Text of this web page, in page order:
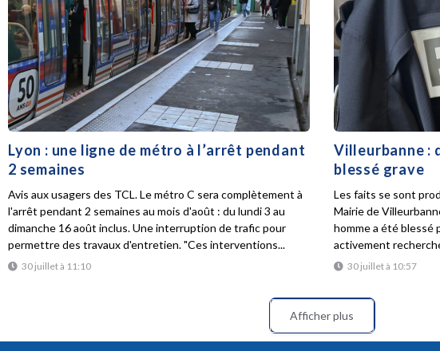
Lyon : une ligne de métro à l’arrêt pendant
2 semaines
30 juillet à 11:10
Avis aux usagers des TCL. Le métro C sera complètement à
l'arrêt pendant 2 semaines au mois d'août : du lundi 3 au
dimanche 16 août inclus. Une interruption de trafic pour
permettre des travaux d'entretien. "Ces interventions...
Villeurbanne :
blessé grave
30 juillet à 10:57
Les faits se sont
Mairie de
homme a été blessé
activement
Afficher plus